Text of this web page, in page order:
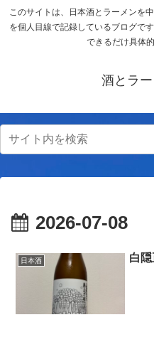
このサイトは、日本酒とラーメンを
を個人目線で記録しているブログで
できるだけ具体
酒とラ
2026-07-08
日本酒 白